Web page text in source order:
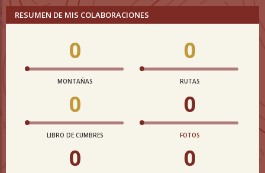
RESUMEN DE MIS COLABORACIONES
0
MONTAÑAS
0
RUTAS
0
LIBRO DE CUMBRES
0
FOTOS
0 0